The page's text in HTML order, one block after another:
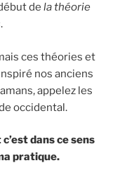
de la théorie
.
ces théories et
nos anciens
appelez les
occidental.
dans ce sens
pratique.